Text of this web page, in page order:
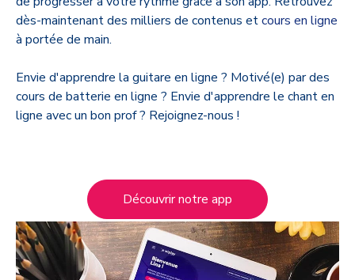
dès-maintenant des milliers de contenus etcours en ligne
à portée de main.
Envie d'apprendre la guitare en ligne ? Motivé(e) par des
cours de batterie en ligne ? Envie d'apprendre le chant en
ligne avec un bon prof ? Rejoignez-nous !
Découvrir notre app